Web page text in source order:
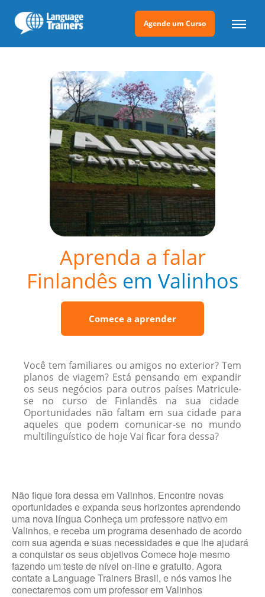
Agende um Curso
Aprenda a falar
Finlandês em Valinhos
Comece a aprender
Você tem familiares ou amigos no exterior? Tem
planos de viagem? Está pensando em expandir
os seus negócios para outros países Matricule-
se no curso de Finlandês na sua cidade
Oportunidades não faltam em sua cidade para
aqueles que podem comunicar-se no mundo
multilinguístico de hoje Vai ficar fora dessa?
Não fique fora dessa em Valinhos. Encontre novas
oportunidades e expanda seus horizontes aprendendo
uma nova língua Conheça um professore nativo em
Valinhos, e receba um programa desenhado de acordo
com sua agenda e suas necessidades e que lhe ajudará
a conquistar os seus objetivos Comece hoje mesmo
fazendo um teste de nível on-line e gratuito. Agora
contate a Language Trainers Brasil, e nós vamos lhe
conectaremos com um professor em Valinhos